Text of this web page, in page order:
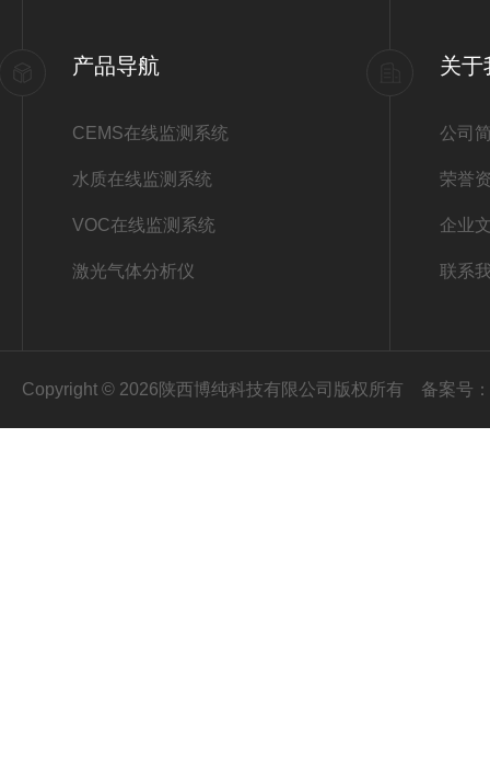
产品导航
CEMS在线监测系统
水质在线监测系统
VOC在线监测系统
激光气体分析仪
关于
公司
荣誉
企业
联系
Copyright © 2026陕西博纯科技有限公司版权所有 备案号